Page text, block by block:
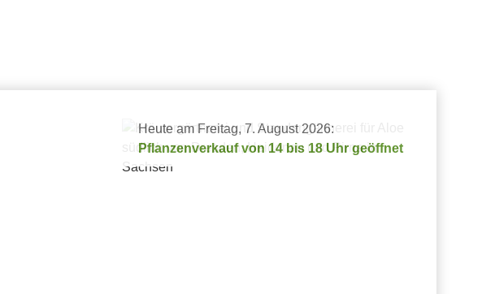
Heute am Freitag, 7. August 2026:
Pflanzenverkauf von 14 bis 18 Uhr geöffnet